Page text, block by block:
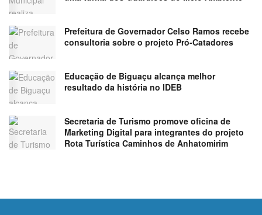
Prefeitura de Governador Celso Ramos recebe
consultoria sobre o projeto Pró-Catadores
Educação de Biguaçu alcança melhor
resultado da história no IDEB
Secretaria de Turismo promove oficina de
Marketing Digital para integrantes do projeto
Rota Turística Caminhos de Anhatomirim